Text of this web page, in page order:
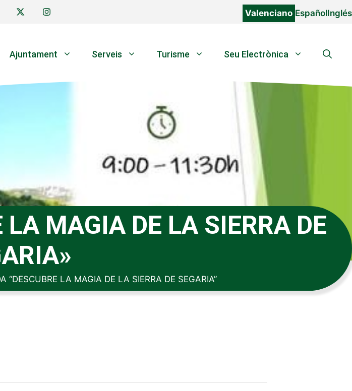
Valenciano EspañolInglés
Ajuntament Serveis Turisme Seu Electrònica
MAGIA DE LA SIERRA DE
“DESCUBRE LA MAGIA DE LA SIERRA DE SEGARIA”